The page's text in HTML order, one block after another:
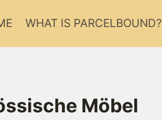
WHAT IS PARCELBOUND?
Möbel